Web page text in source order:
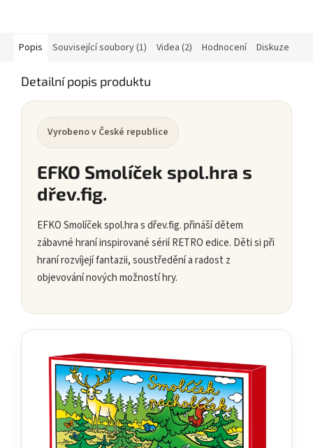
Popis Související soubory (1) Videa (2) Hodnocení Diskuze
Detailní popis produktu
Vyrobeno v České republice
EFKO Smolíček spol.hra s
dřev.fig.
EFKO Smolíček spol.hra s dřev.fig. přináší dětem
zábavné hraní inspirované sérií RETRO edice. Děti si při
hraní rozvíjejí fantazii, soustředění a radost z
objevování nových možností hry.